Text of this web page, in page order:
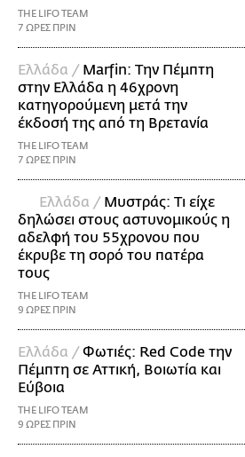
THE LIFO TEAM
7 ΩΡΕΣ ΠΡΙΝ
Ελλάδα / Marfin: Την Πέμπτη
στην Ελλάδα η 46χρονη
κατηγορούμενη μετά την
έκδοσή της από τη Βρετανία
THE LIFO TEAM
7 ΩΡΕΣ ΠΡΙΝ
Ελλάδα / Μυστράς: Τι είχε
δηλώσει στους αστυνομικούς η
αδελφή του 55χρονου που
έκρυβε τη σορό του πατέρα
τους
THE LIFO TEAM
9 ΩΡΕΣ ΠΡΙΝ
Ελλάδα /Φωτιές: Red Code την
Πέμπτη σε Αττική, Βοιωτία και
Εύβοια
THE LIFO TEAM
9 ΩΡΕΣ ΠΡΙΝ